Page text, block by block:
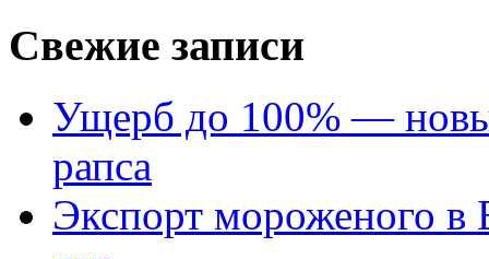
Свежие записи
Ущерб до 100% —
рапса
Экспорт мороженого в